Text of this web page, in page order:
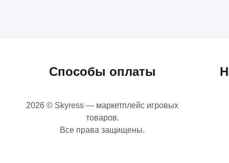
Способы оплаты
2026 © Skyress — маркетплейс игровых
товаров.
Все права защищены.